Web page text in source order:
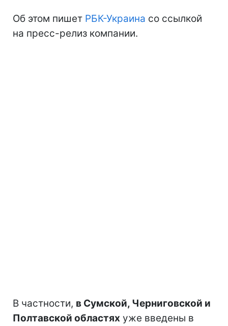
Об этом пишет РБК-Украина со ссылкой
на пресс-релиз компании.
В частности, в Сумской, Черниговской и
Полтавской областях уже введены в